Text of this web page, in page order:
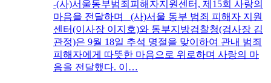
-(사)서울동부범죄피해자지원센터, 제15회 사랑의
마음을 전달하며 (사)서울 동부 범죄 피해자 지원
센터(이사장 이지호)와 동부지방검찰청(검사장 김
관정)은 9월 18일 추석 명절을 맞이하여 관내 범죄
피해자에게 따뜻한 마음으로 위로하며 사랑의 마
음을 전달했다. 이…